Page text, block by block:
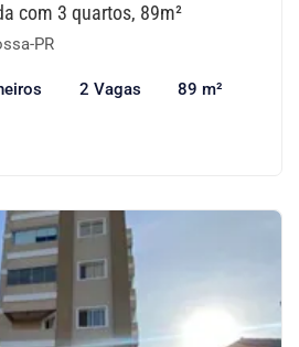
com 3 quartos, 89m²
PR
2 Vagas 89 m²